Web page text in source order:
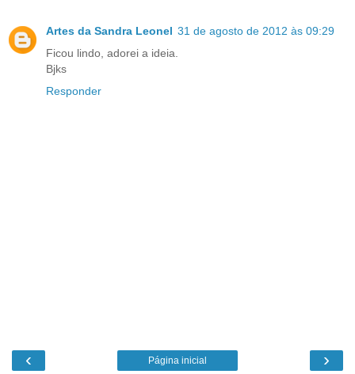
Artes da Sandra Leonel 31 de agosto de 2012 às 09:29
Ficou lindo, adorei a ideia.
Bjks
Responder
‹ ›
Página inicial